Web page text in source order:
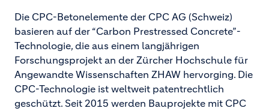
Die CPC-Betonelemente der CPC AG (Schweiz)
basieren auf der “Carbon Prestressed Concrete”-
Technologie, die aus einem langjährigen
Forschungsprojekt an der Zürcher Hochschule für
Angewandte Wissenschaften ZHAW hervorging. Die
CPC-Technologie ist weltweit patentrechtlich
geschützt. Seit 2015 werden Bauprojekte mit CPC